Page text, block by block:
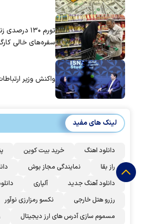
تورم ۱۳۰
سفره‌های خالی
واکنش وزیر
لینک های مفید
دانلود اهنگ خرید بیت کوین
راز بقا
نمایندگی مجاز بوش
دانلود آهنگ جدید
آلپاری
رزرو هتل خارجی
نکسو رمزارزی نوآور
مسموم سازی آدرس های ارز دیجیتال